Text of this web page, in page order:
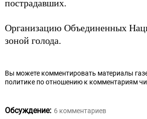
пострадавших.
Организацию Объединенных
зоной голода.
Вы можете комментировать материалы
политике по отношению к комментариям
Обсуждение: 6 комментариев